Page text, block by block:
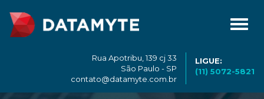
Rua Apotribu, 139 cj 33
São Paulo - SP
contato@datamyte.com.br
LIGUE:
(11) 5072-5821